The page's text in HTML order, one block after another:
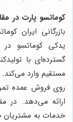
کوماتسو پارت در
بازرگانی ایران
یدکی کوماتسو
گسترده‌ای با
مستقیم وارد می‌کند.
روی فروش عمده
ارائه می‌دهد. در
خدمات به مشتریان